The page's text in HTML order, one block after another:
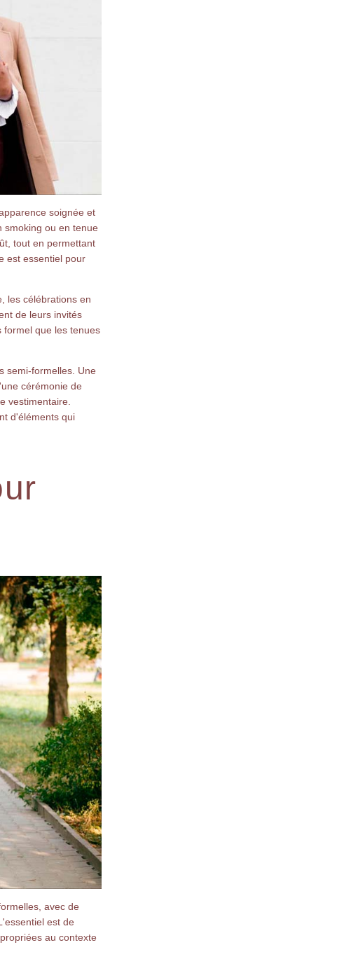
soignée et
smoking ou en tenue
tout en permettant
est essentiel pour
les célébrations en
de leurs invités
formel que les tenues
semi-formelles. Une
cérémonie de
vestimentaire.
d'éléments qui
avec de
est de
au contexte